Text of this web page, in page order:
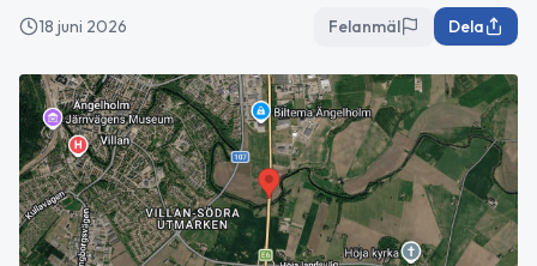
18 juni 2026 Felanmäl Dela